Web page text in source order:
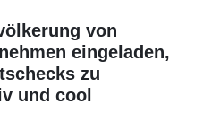
von
eingeladen,
zu
und cool